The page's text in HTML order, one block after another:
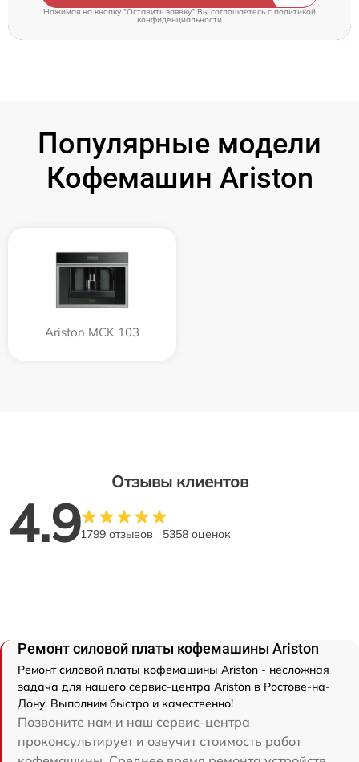
Нажимая на кнопку "Оставить заявку" Вы соглашаетесь c политикой
конфиденциальности
Популярные модели
Кофемашин Ariston
Ariston MCK 103
Отзывы клиентов
4.91799 отзывов 5358 оценок
Ремонт силовой платы кофемашины Ariston
Ремонт силовой платы кофемашины Ariston - несложная
задача для нашего сервис-центра Ariston в Ростове-на-
Дону. Выполним быстро и качественно!
Позвоните нам и наш сервис-центра
проконсультирует и озвучит стоимость работ